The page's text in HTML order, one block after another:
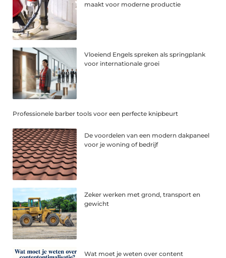
maakt voor moderne productie
Vloeiend Engels spreken als springplank
voor internationale groei
Professionele barber tools voor een perfecte knipbeurt
De voordelen van een modern dakpaneel
voor je woning of bedrijf
Zeker werken met grond, transport en
gewicht
Wat moet je weten over content